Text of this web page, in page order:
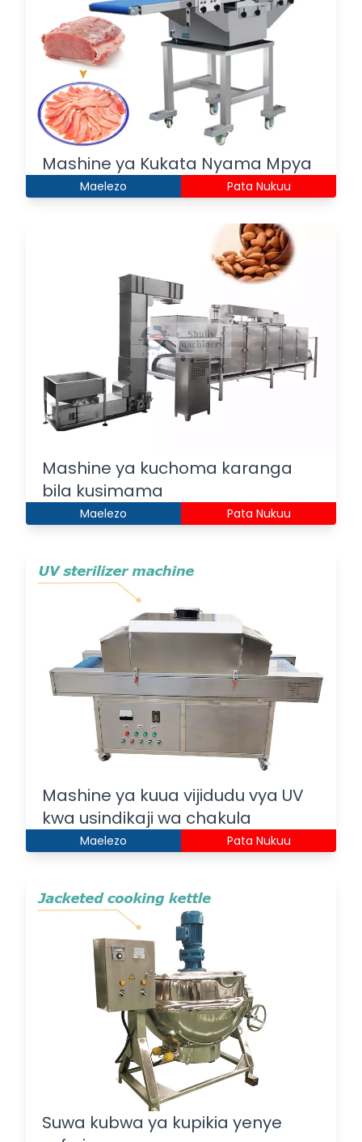
Mashine ya Kukata Nyama Mpya
Maelezo Pata Nukuu
Mashine ya kuchoma karanga
bila kusimama
Maelezo Pata Nukuu
Mashine ya kuua vijidudu vya UV
kwa usindikaji wa chakula
Maelezo Pata Nukuu
Suwa kubwa ya kupikia yenye